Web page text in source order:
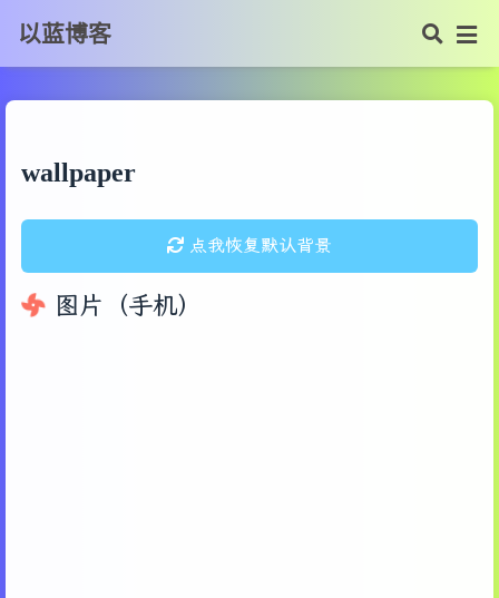
以蓝博客
wallpaper
点我恢复默认背景
图片（手机）